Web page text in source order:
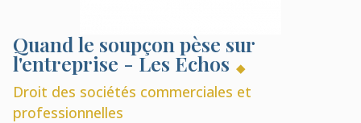
Quand le soupçon pèse sur
l'entreprise - Les Echos
Droit des sociétés commerciales et
professionnelles